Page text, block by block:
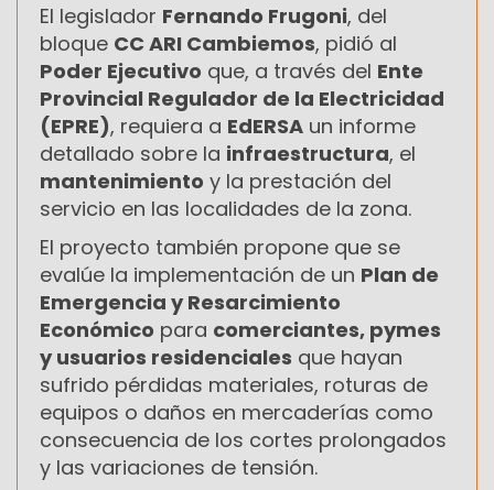
El legislador Fernando Frugoni, del
bloque CC ARI Cambiemos, pidió al
Poder Ejecutivo que, a través del Ente
Provincial Regulador de la Electricidad
(EPRE), requiera a EdERSA un informe
detallado sobre la infraestructura, el
mantenimiento y la prestación del
servicio en las localidades de la zona.
El proyecto también propone que se
evalúe la implementación de un Plan de
Emergencia y Resarcimiento
Económico para comerciantes, pymes
y usuarios residenciales que hayan
sufrido pérdidas materiales, roturas de
equipos o daños en mercaderías como
consecuencia de los cortes prolongados
y las variaciones de tensión.